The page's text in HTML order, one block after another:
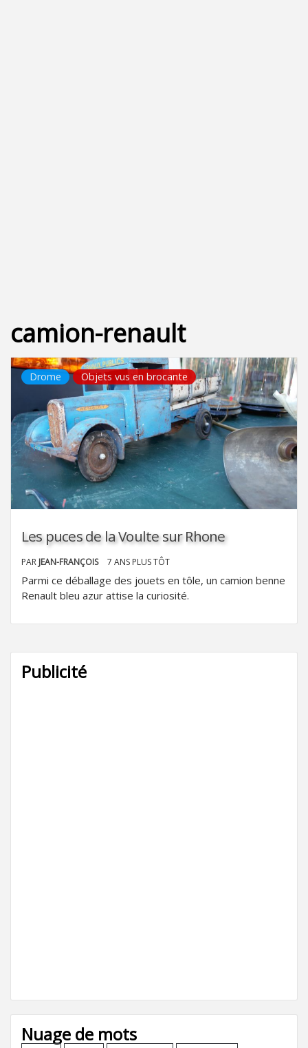
camion-renault
Drome Objets vus en brocante
Les puces de la Voulte sur Rhone
PAR JEAN-FRANÇOIS 7 ANS PLUS TÔT
Parmi ce déballage des jouets en tôle, un camion benne
Renault bleu azur attise la curiosité.
Publicité
Nuage de mots